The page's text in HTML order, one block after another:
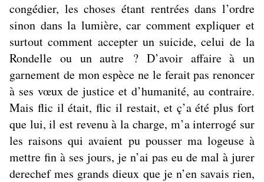
congédier, les choses étant rentrées dans l’ordre
sinon dans la lumière, car comment expliquer et
surtout comment accepter un suicide, celui de la
Rondelle ou un autre ? D’avoir affaire à un
garnement de mon espèce ne le ferait pas renoncer
à ses vœux de justice et d’humanité, au contraire.
Mais flic il était, flic il restait, et ç’a été plus fort
que lui, il est revenu à la charge, m’a interrogé sur
les raisons qui avaient pu pousser ma logeuse à
mettre fin à ses jours, je n’ai pas eu de mal à jurer
derechef mes grands dieux que je n’en savais rien,